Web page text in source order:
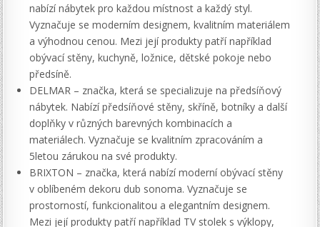
nabízí nábytek pro každou místnost a každý styl.
Vyznačuje se moderním designem, kvalitním materiálem
a výhodnou cenou. Mezi její produkty patří například
obývací stěny, kuchyně, ložnice, dětské pokoje nebo
předsíně.
DELMAR – značka, která se specializuje na předsíňový
nábytek. Nabízí předsíňové stěny, skříně, botníky a další
doplňky v různých barevných kombinacích a
materiálech. Vyznačuje se kvalitním zpracováním a
5letou zárukou na své produkty.
BRIXTON – značka, která nabízí moderní obývací stěny
v oblíbeném dekoru dub sonoma. Vyznačuje se
prostorností, funkcionalitou a elegantním designem.
Mezi její produkty patří například TV stolek s výklopy,